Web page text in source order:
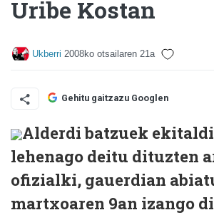
Uribe Kostan
Ukberri 2008ko otsailaren 21a
Gehitu gaitzazu Googlen
Alderdi batzuek
lehenago deitu dituzten
ofizialki, gauerdian
martxoaren 9an izango